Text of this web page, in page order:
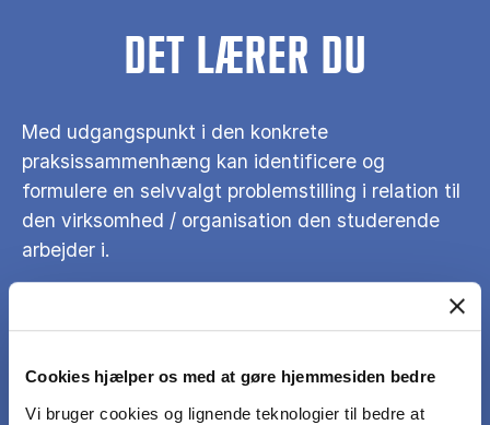
Cookies hjælper os med at gøre hjemmesiden bedre
Vi bruger cookies og lignende teknologier til bedre at
DET LÆRER DU
Med udgangspunkt i den konkrete
praksissammenhæng kan identificere og
formulere en selvvalgt problemstilling i relation til
den virksomhed / organisation den studerende
arbejder i.
gennem forløbet og ved hjælp af relevant teori
fra studiet.